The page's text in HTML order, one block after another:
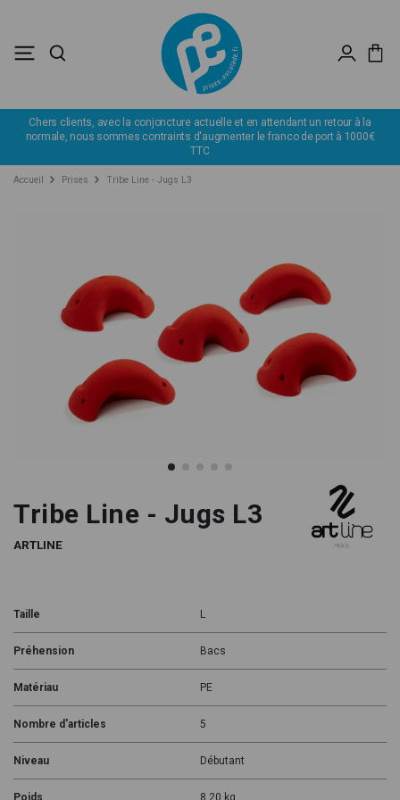
Chers clients, avec la conjoncture actuelle et en attendant un retour à la
normale, nous sommes contraints d'augmenter le franco de port à 1000€
TTC
Accueil Prises Tribe Line - Jugs L3
Tribe Line - Jugs L3
ARTLINE
Taille L
Préhension Bacs
Matériau PE
Nombre d'articles 5
Niveau Débutant
Poids 8.20 kg